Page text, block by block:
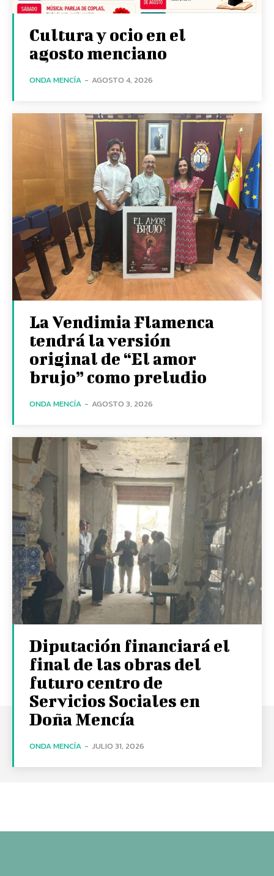
Cultura y ocio en el
agosto menciano
ONDA MENCÍA - AGOSTO 4, 2026
La Vendimia Flamenca
tendrá la versión
original de “El amor
brujo” como preludio
ONDA MENCÍA - AGOSTO 3, 2026
Diputación financiará el
final de las obras del
futuro centro de
Servicios Sociales en
Doña Mencía
ONDA MENCÍA - JULIO 31, 2026